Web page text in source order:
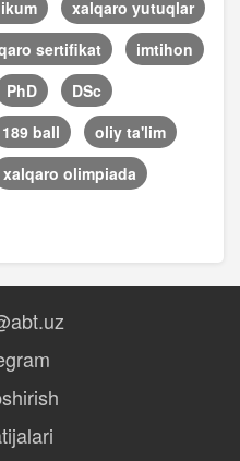
xalqaro yutuqlar
sertifikat
imtihon
PhD
DSc
189 ball
oliy ta'lim
xalqaro olimpiada